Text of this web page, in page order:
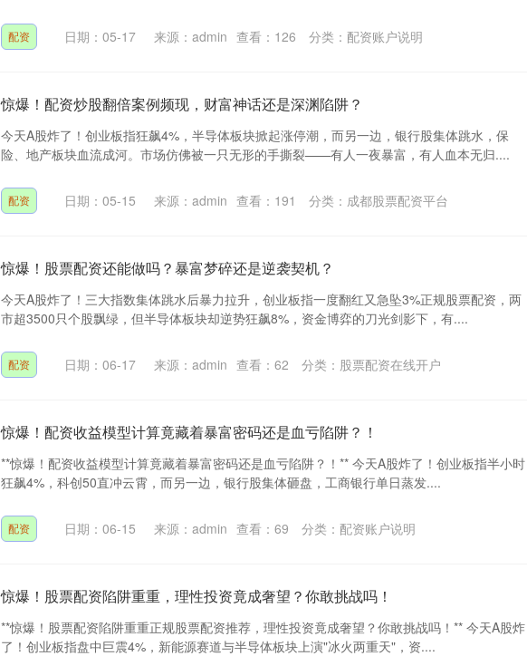
配资 日期：05-17 来源：admin 查看： 126 分类： 配资账户说明
惊爆！配资炒股翻倍案例频现，财富神话还是深渊陷阱？
今天A股炸了！创业板指狂飙4%，半导体板块掀起涨停潮，而另一边，银行股集体跳水，保
险、地产板块血流成河。市场仿佛被一只无形的手撕裂——有人一夜暴富，有人血本无归....
配资 日期：05-15 来源：admin 查看： 191 分类： 成都股票配资平台
惊爆！股票配资还能做吗？暴富梦碎还是逆袭契机？
今天A股炸了！三大指数集体跳水后暴力拉升，创业板指一度翻红又急坠3%正规股票配资，两
市超3500只个股飘绿，但半导体板块却逆势狂飙8%，资金博弈的刀光剑影下，有....
配资 日期：06-17 来源：admin 查看： 62 分类： 股票配资在线开户
惊爆！配资收益模型计算竟藏着暴富密码还是血亏陷阱？！
**惊爆！配资收益模型计算竟藏着暴富密码还是血亏陷阱？！** 今天A股炸了！创业板指半小时
狂飙4%，科创50直冲云霄，而另一边，银行股集体砸盘，工商银行单日蒸发....
配资 日期：06-15 来源：admin 查看： 69 分类： 配资账户说明
惊爆！股票配资陷阱重重，理性投资竟成奢望？你敢挑战吗！
**惊爆！股票配资陷阱重重正规股票配资推荐，理性投资竟成奢望？你敢挑战吗！** 今天A股炸
了！创业板指盘中巨震4%，新能源赛道与半导体板块上演"冰火两重天"，资....